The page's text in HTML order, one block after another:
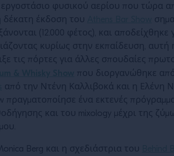
φυσικού αερίου που τώρα
δέκατη έκδοση του
(12.000 φέτος), και αποδείχθηκε
κυρίως στην εκπαίδευση,
τις πόρτες για άλλες σπουδαίες
που διοργανώθηκε
από την Ντένη Καλλιβοκά και η Ελένη
ένα εκτενές
και του mixology μέχρι της
Berg και η σχεδιάστρια του